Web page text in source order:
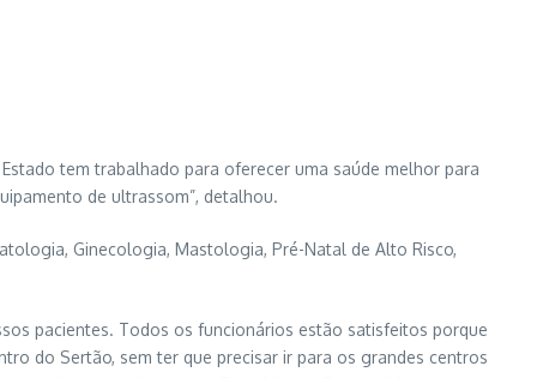
tem trabalhado para oferecer uma saúde melhor para
de ultrassom”, detalhou.
Ginecologia, Mastologia, Pré-Natal de Alto Risco,
pacientes. Todos os funcionários estão satisfeitos porque
do Sertão, sem ter que precisar ir para os grandes centros